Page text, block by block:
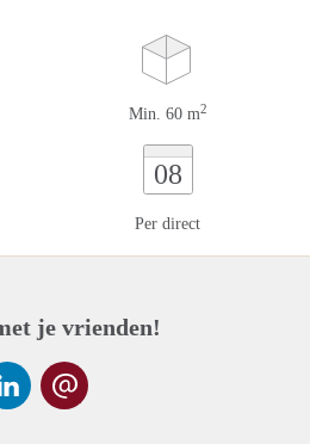
Min. 60 m2
08
Per direct
je vrienden!